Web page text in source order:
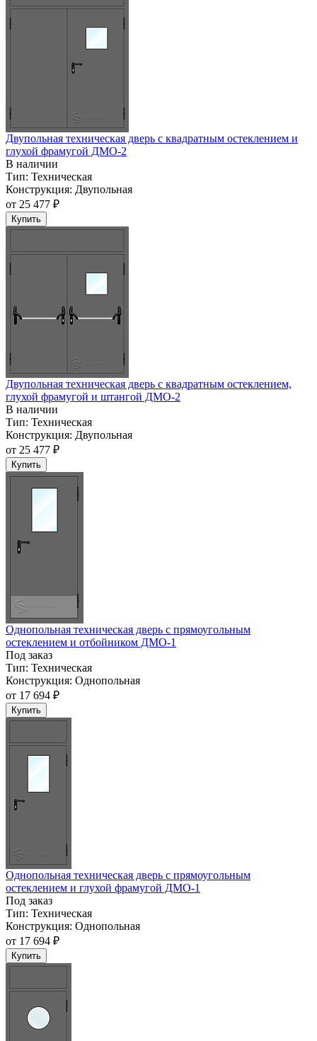
Двупольная техническая дверь c квадратным остеклением и
глухой фрамугой ДМО-2
В наличии
Тип: Техническая
Конструкция: Двупольная
от 25 477 ₽
Купить
Двупольная техническая дверь c квадратным остеклением,
глухой фрамугой и штангой ДМО-2
В наличии
Тип: Техническая
Конструкция: Двупольная
от 25 477 ₽
Купить
Однопольная техническая дверь с прямоугольным
остеклением и отбойником ДМО-1
Под заказ
Тип: Техническая
Конструкция: Однопольная
от 17 694 ₽
Купить
Однопольная техническая дверь с прямоугольным
остеклением и глухой фрамугой ДМО-1
Под заказ
Тип: Техническая
Конструкция: Однопольная
от 17 694 ₽
Купить